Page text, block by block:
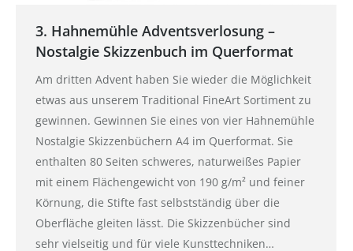
3. Hahnemühle Adventsverlosung –
Nostalgie Skizzenbuch im Querformat
Am dritten Advent haben Sie wieder die Möglichkeit
etwas aus unserem Traditional FineArt Sortiment zu
gewinnen. Gewinnen Sie eines von vier Hahnemühle
Nostalgie Skizzenbüchern A4 im Querformat. Sie
enthalten 80 Seiten schweres, naturweißes Papier
mit einem Flächengewicht von 190 g/m² und feiner
Körnung, die Stifte fast selbstständig über die
Oberfläche gleiten lässt. Die Skizzenbücher sind
sehr vielseitig und für viele Kunsttechniken…